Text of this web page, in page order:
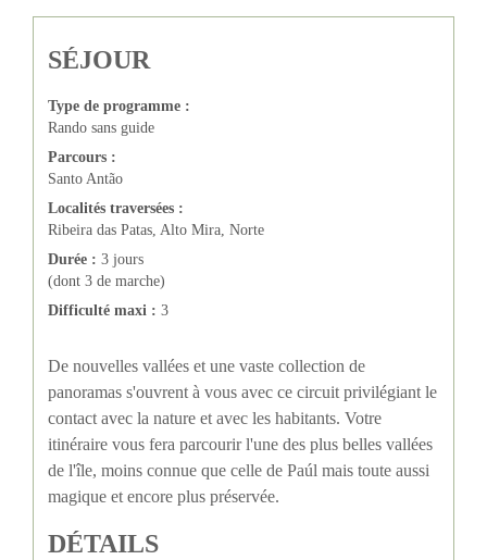
SÉJOUR
Type de programme :
Rando sans guide
Parcours :
Santo Antão
Localités traversées :
Ribeira das Patas, Alto Mira, Norte
Durée : 3 jours
(dont 3 de marche)
Difficulté maxi : 3
De nouvelles vallées et une vaste collection de
panoramas s'ouvrent à vous avec ce circuit privilégiant le
contact avec la nature et avec les habitants. Votre
itinéraire vous fera parcourir l'une des plus belles vallées
de l'île, moins connue que celle de Paúl mais toute aussi
magique et encore plus préservée.
DÉTAILS